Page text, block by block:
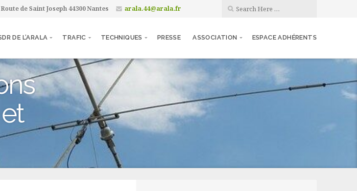
de Saint Joseph 44300 Nantes arala.44@arala.fr
DE L’ARALA TRAFIC TECHNIQUES PRESSE ASSOCIATION ESPACE ADHÉRENTS